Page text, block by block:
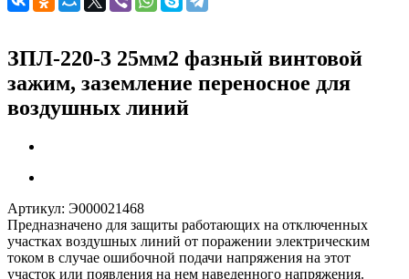
ЗПЛ-220-3 25мм2 фазный винтовой
зажим, заземление переносное для
воздушных линий
Артикул: Э000021468
Предназначено для защиты работающих на отключенных
участках воздушных линий от поражении электрическим
током в случае ошибочной подачи напряжения на этот
участок или появления на нем наведенного напряжения.